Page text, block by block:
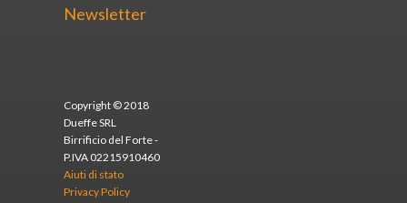
Newsletter
Copyright © 2018
Dueffe SRL
Birrificio del Forte -
P.IVA 02215910460
Aiuti di stato
Privacy Policy